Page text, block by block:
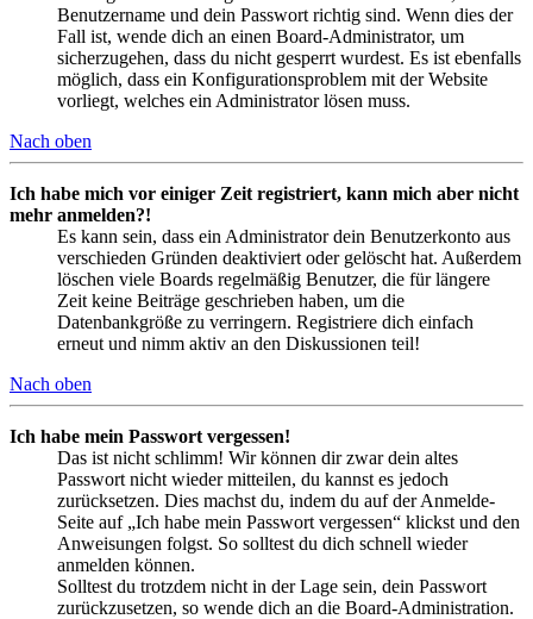
Benutzername und dein Passwort richtig sind. Wenn dies der
Fall ist, wende dich an einen Board-Administrator, um
sicherzugehen, dass du nicht gesperrt wurdest. Es ist ebenfalls
möglich, dass ein Konfigurationsproblem mit der Website
vorliegt, welches ein Administrator lösen muss.
Nach oben
Ich habe mich vor einiger Zeit registriert, kann mich aber nicht
mehr anmelden?!
Es kann sein, dass ein Administrator dein Benutzerkonto aus
verschieden Gründen deaktiviert oder gelöscht hat. Außerdem
löschen viele Boards regelmäßig Benutzer, die für längere
Zeit keine Beiträge geschrieben haben, um die
Datenbankgröße zu verringern. Registriere dich einfach
erneut und nimm aktiv an den Diskussionen teil!
Nach oben
Ich habe mein Passwort vergessen!
Das ist nicht schlimm! Wir können dir zwar dein altes
Passwort nicht wieder mitteilen, du kannst es jedoch
zurücksetzen. Dies machst du, indem du auf der Anmelde-
Seite auf „Ich habe mein Passwort vergessen“ klickst und den
Anweisungen folgst. So solltest du dich schnell wieder
anmelden können.
Solltest du trotzdem nicht in der Lage sein, dein Passwort
zurückzusetzen, so wende dich an die Board-Administration.